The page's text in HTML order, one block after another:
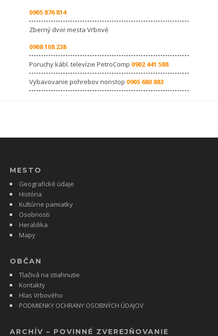
0905 876 814
Zberný dvor mesta Vrbové
0908 108 238
Poruchy kábl. televízie PetroComp 0902 441 588
Vybavovanie pohrebov nonstop 0905 680 883
MESTO
Geografické údaje
História
Kultúrne pamiatky
Osobnosti
Heraldika
Mapy
OBČAN
Tlačivá na stiahnutie
Kontakty
Hlas Vrbového
PODMIENKY OCHRANY OSOBNÝCH ÚDAJOV
ARCHÍV – POVINNÉ ZVEREJŇOVANIE